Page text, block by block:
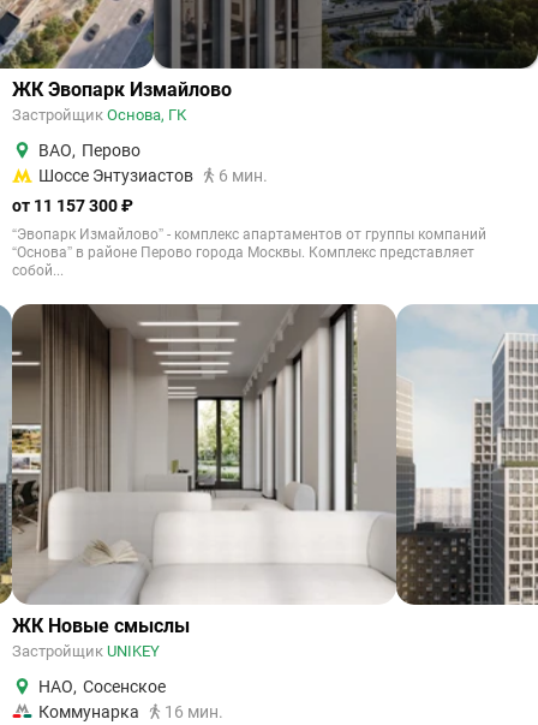
ЖК Эвопарк Измайлово
Застройщик Основа, ГК
ВАО, Перово
Шоссе Энтузиастов
6 мин.
от 11 157 300 ₽
“Эвопарк Измайлово” - комплекс апартаментов от группы компаний
“Основа” в районе Перово города Москвы. Комплекс представляет
собой...
ЖК Новые смыслы
Застройщик UNIKEY
НАО, Сосенское
Коммунарка
16 мин.